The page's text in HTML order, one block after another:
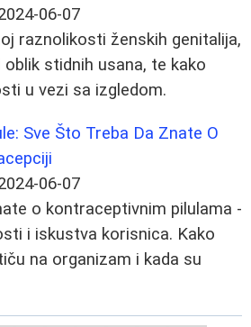
06-07
raznolikosti ženskih genitalija,
stidnih usana, te kako
u vezi sa izgledom.
Sve Što Treba Da Znate O
06-07
o kontraceptivnim pilulama -
i iskustva korisnica. Kako
na organizam i kada su